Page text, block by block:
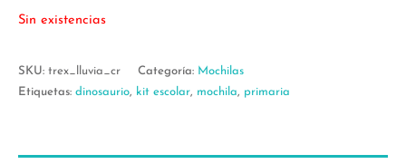
Sin existencias
SKU: trex_lluvia_cr Categoría: Mochilas
Etiquetas: dinosaurio, kit escolar, mochila, primaria